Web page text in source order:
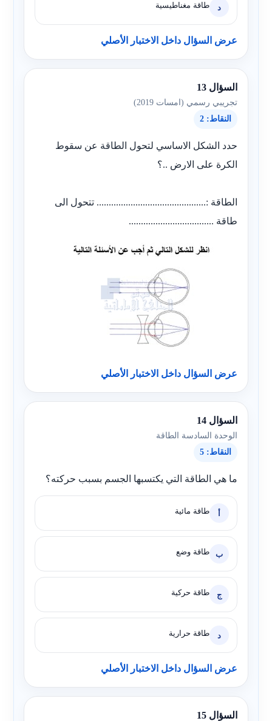
د طاقة مغناطيسية
عرض السؤال داخل الاختبار الأصلي
السؤال 13
تجريبي رسمي (امسات 2019)
النقاط: 2
حدد الشكل الاساسي لتحول الطاقة عن سقوط
الكرة على الارض ..؟
الطاقة :............................................. تتحول الى
طاقة ...................................
عرض السؤال داخل الاختبار الأصلي
السؤال 14
الوحدة السادسة الطاقة
النقاط: 5
ما هي الطاقة التي يكتسبها الجسم بسبب حركته؟
أ طاقة مائية
ب طاقة وضع
ج طاقة حركية
د طاقة حرارية
عرض السؤال داخل الاختبار الأصلي
السؤال 15